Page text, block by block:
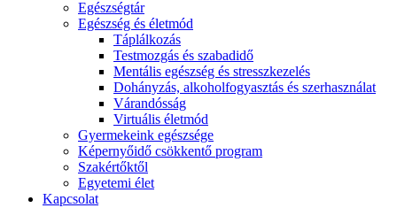
Egészségtár
Egészség és életmód
Táplálkozás
Testmozgás és szabadidő
Mentális egészség és stresszkezelés
Dohányzás, alkoholfogyasztás és szerhasználat
Várandósság
Virtuális életmód
Gyermekeink egészsége
Képernyőidő csökkentő program
Szakértőktől
Egyetemi élet
Kapcsolat